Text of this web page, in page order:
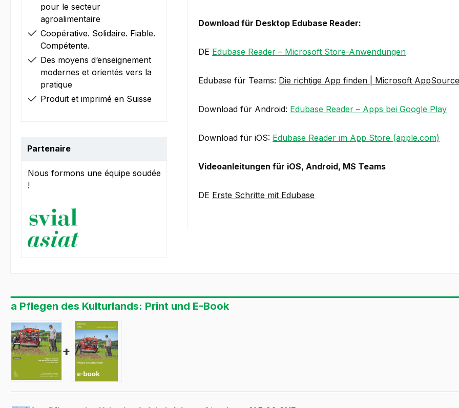
pour le secteur
agroalimentaire
Coopérative. Solidaire. Fiable.
Compétente.
Des moyens d‘enseignement
modernes et orientés vers la
pratique
Produit et imprimé en Suisse
Partenaire
Nous formons une équipe soudée
!
Download für Desktop Edubase Reader:
DE Edubase Reader – Microsoft Store-Anwendungen
Edubase für Teams: Die richtige App finden | Microsoft AppSource
Download für Android: Edubase Reader – Apps bei Google Play
Download für iOS: Edubase Reader im App Store (apple.com)
Videoanleitungen für iOS, Android, MS Teams
DE Erste Schritte mit Edubase
a Pflegen des Kulturlands: Print und E-Book
+